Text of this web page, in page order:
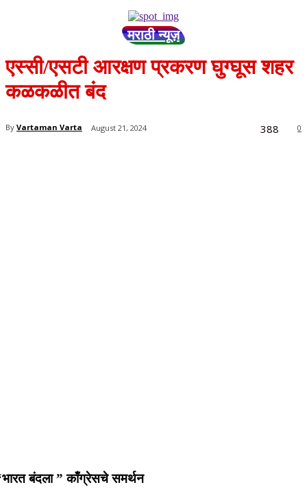
मराठी न्यूज़
एस्सी/एसटी आरक्षण प्रकरण घुग्घूस शहर
कळकळीत बंद
By Vartaman Varta August 21, 2024 0
388
बंदला ” काँग्रेसचे समर्थन